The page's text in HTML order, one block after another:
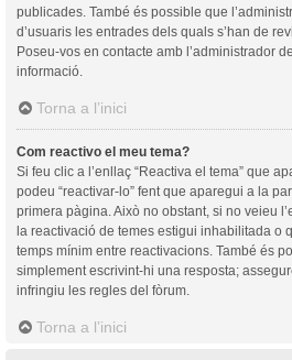
publicades. També és possible que
d’usuaris les entrades dels quals s’han de
Poseu-vos en contacte amb l’administrador
informació.
Torna a l’inici
Com reactivo el meu tema?
Si feu clic a l’enllaç “Reactiva el tema” que
podeu “reactivar-lo” fent que aparegui a la
primera pàgina. Això no obstant, si no veieu
la reactivació de temes estigui inhabilitada o
temps mínim entre reactivacions. També és
simplement escrivint-hi una resposta;
infringiu les regles del fòrum.
Torna a l’inici